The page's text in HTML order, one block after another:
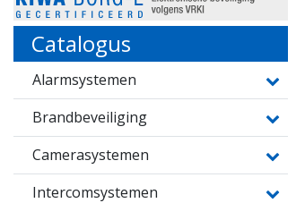
Catalogus
Alarmsystemen
Brandbeveiliging
Camerasystemen
Intercomsystemen